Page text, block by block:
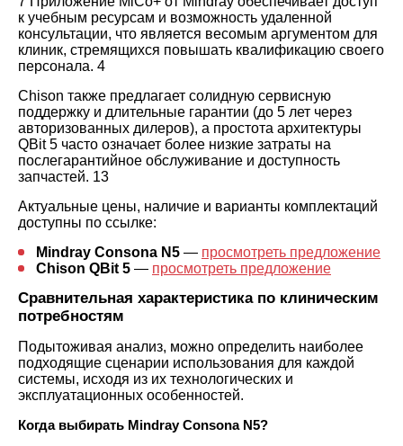
к учебным ресурсам и возможность удаленной
консультации, что является весомым аргументом для
клиник, стремящихся повышать квалификацию своего
персонала. 4
Chison также предлагает солидную сервисную
поддержку и длительные гарантии (до 5 лет через
авторизованных дилеров), а простота архитектуры
QBit 5 часто означает более низкие затраты на
послегарантийное обслуживание и доступность
запчастей. 13
Актуальные цены, наличие и варианты комплектаций
доступны по ссылке:
Mindray Consona N5 — просмотреть предложение
Chison QBit 5 — просмотреть предложение
Сравнительная характеристика по клиническим
потребностям
Подытоживая анализ, можно определить наиболее
подходящие сценарии использования для каждой
системы, исходя из их технологических и
эксплуатационных особенностей.
Когда выбирать Mindray Consona N5?